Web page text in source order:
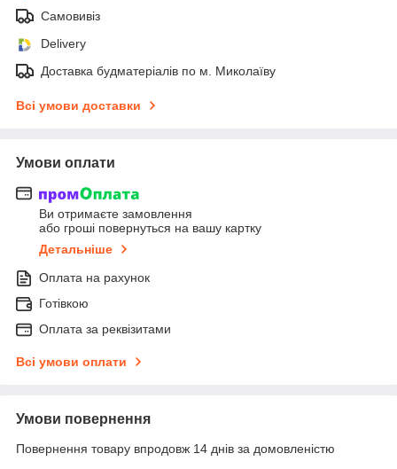
Самовивіз
Delivery
Доставка будматеріалів по м. Миколаїву
Всі умови доставки
Умови оплати
Ви отримаєте замовлення
або гроші повернуться на вашу картку
Детальніше
Оплата на рахунок
Готівкою
Оплата за реквізитами
Всі умови оплати
Умови повернення
Повернення товару впродовж 14 днів за домовленістю